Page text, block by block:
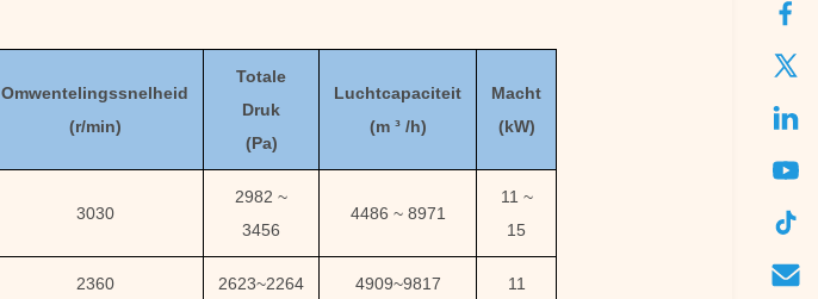
Omwentelingssnelheid
(r/min)
Totale
Druk
(Pa)
Luchtcapaciteit
(m ³ /h)
Macht
(kW)
3030
2982 ~
3456
4486 ~ 8971
11 ~
15
2360 2623~2264 4909~9817 11